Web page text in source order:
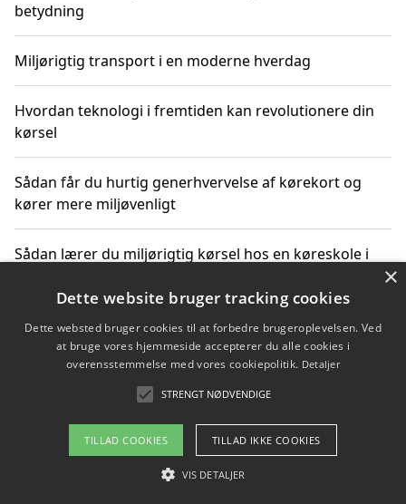
betydning
Miljørigtig transport i en moderne hverdag
Hvordan teknologi i fremtiden kan revolutionere din
kørsel
Sådan får du hurtig generhvervelse af kørekort og
kører mere miljøvenligt
Sådan lærer du miljørigtig kørsel hos en køreskole i
Copyright 2026 - Pilanto Aps
Om / kontakt
×
Dette website bruger tracking cookies
Dette websted bruger cookies til at forbedre brugeroplevelsen. Ved
at bruge vores hjemmeside accepterer du alle cookies i
overensstemmelse med vores cookiepolitik. Detaljer
STRENGT NØDVENDIGE
TILLAD COOKIES TILLAD IKKE COOKIES
VIS DETALJER